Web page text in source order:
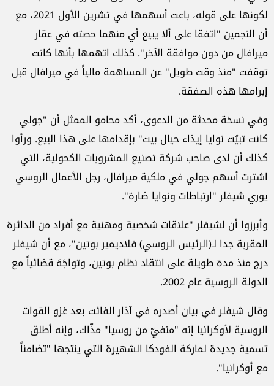
لكونها على قوله، باعت أسهمها في تشرين الأول 2021، مع
أن النجمين "اتفقا على ألا يبيع أي منهما حصته في عقار
ميرافال من دون موافقة الآخر". كذلك اتهمها بأنها كانت
توقفت "منذ وقت طويل" عن المساهمة مالياً في ميرافال قبل
إبرامها هذه الصفقة.
وفي نسخة محدثة من الدعوى، أكد محامو الممثل أن "جولي
كانت تبيّت نوايا إيذاء حيال بيت" بإقدامها على هذا البيع. ورأوا
كذلك أن لدى صاحب شركة تصنيع المشروبات الكحولية، التي
اشترت أسهم جولي في ملكية ميرافال، رجل الأعمال الروسي
يوري شيفلر "ارتباطات ونوايا ضارة".
وأبرزوا أن لشيفلر "علاقات شخصية ومهنية مع أفراد من الدائرة
المقربة جدا لـ(الرئيس الروسي) فلاديمير بوتين"، مع أن شيفلر
درج منذ مدة طويلة على انتقاد نظام بوتين، وتواجَهَ قضائياً مع
الدولة الروسية عام 2002.
وقال شيفلر في بيان أصدره في آذار الفائت بعد غزو القوات
الروسية لأوكرانيا إنه "منفيّ من روسيا" مذّاك، وإنه أطلق
تسمية جديدة لماركة الفودكا الشهيرة التي ينتجها "تضامناً
مع أوكرانيا".